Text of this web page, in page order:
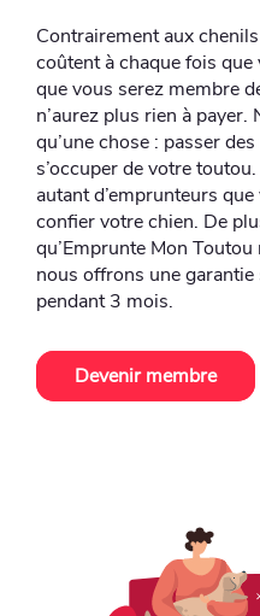
Contrairement aux
coûtent à chaque fois
que vous serez membre
n’aurez plus rien à
qu’une chose : passer
s’occuper de votre
autant d’emprunteurs
confier votre chien. De
qu’Emprunte Mon
nous offrons une
pendant 3 mois.
Devenir membre